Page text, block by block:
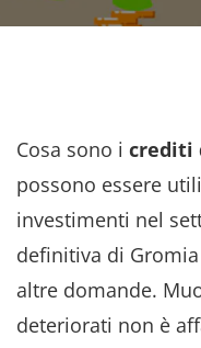
Cosa sono i crediti
possono essere
investimenti nel
definitiva di
altre domande.
deteriorati non è